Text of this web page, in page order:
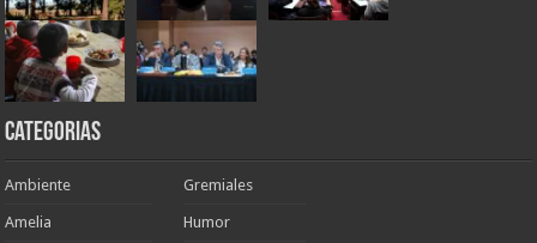
Categorias
Ambiente
Amelia
Gremiales
Humor